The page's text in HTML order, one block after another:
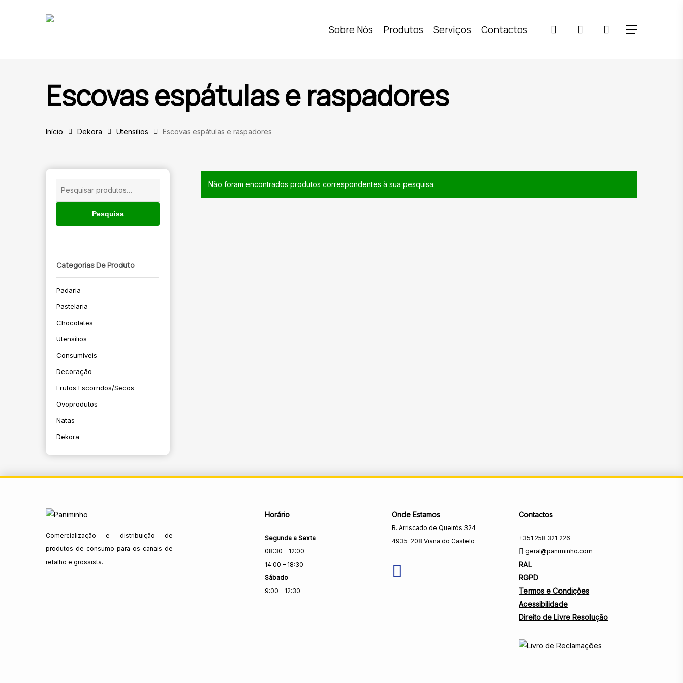
Sobre Nós Produtos Serviços Contactos pesquisaraccount Menu
Escovas espátulas e raspadores
Início Dekora Utensilios Escovas espátulas e raspadores
Pesquisa
Categorias De Produto
Padaria
Pastelaria
Chocolates
Utensílios
Consumíveis
Decoração
Frutos Escorridos/secos
Ovoprodutos
Natas
Dekora
Não foram encontrados produtos correspondentes à sua pesquisa.
Comercialização e distribuição de
produtos de consumo para os canais de
retalho e grossista.
Horário
Segunda a Sexta
08:30 – 12:00
14:00 – 18:30
Sábado
9:00 – 12:30
Onde Estamos
R. Arriscado de Queirós 324
4935-208 Viana do Castelo
Contactos
+351 258 321 226
geral@paniminho.com
RAL
RGPD
Termos e Condições
Acessibilidade
Direito de Livre Resolução